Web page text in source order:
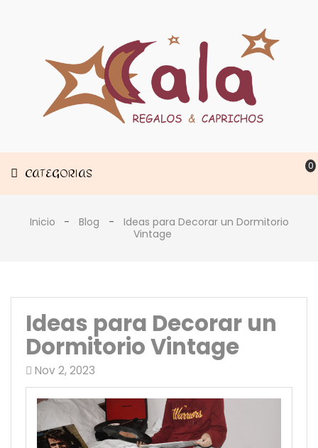
CATEGORIAS 0
Decoración
Estancias
Inicio Blog
Ideas para Decorar un Dormitorio
Vintage
Ideas para Decorar un
Dormitorio Vintage
Nov 2, 2023